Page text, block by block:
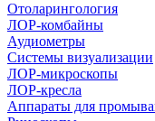
Отоларингология
ЛОР-комбайны
Аудиометры
Системы визуализации
ЛОР-микроскопы
ЛОР-кресла
Аппараты для